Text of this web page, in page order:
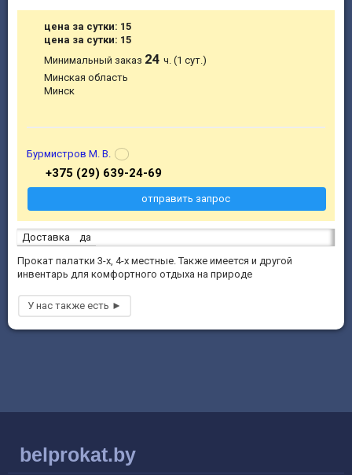
Доставка
да
Прокат палатки 3-х, 4-х местные. Также имеется и другой
инвентарь для комфортного отдыха на природе
цена за сутки: 15
цена за сутки: 15
Минимальный заказ 24ч. (1 сут.)
Минская область
Минск
Бурмистров М. В.
+375 (29) 639-24-69
отправить запрос
belprokat.by